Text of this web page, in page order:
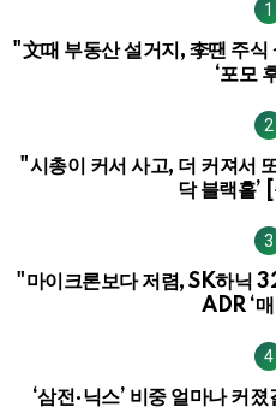
"文때 부동산 설거지, 李땐 주
‘포모
"시총이 커서 사고, 더 커져서
닥 블랙홀’
"마이크론보다 저렴, SK하닉
ADR ‘
‘삼전·닉스’ 비중 얼마나 커